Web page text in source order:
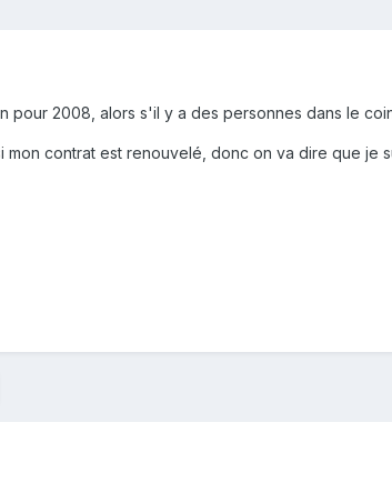
pour 2008, alors s'il y a des personnes dans le
mon contrat est renouvelé, donc on va dire que je